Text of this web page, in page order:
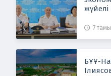
жүйелі
7
БҰҰ-